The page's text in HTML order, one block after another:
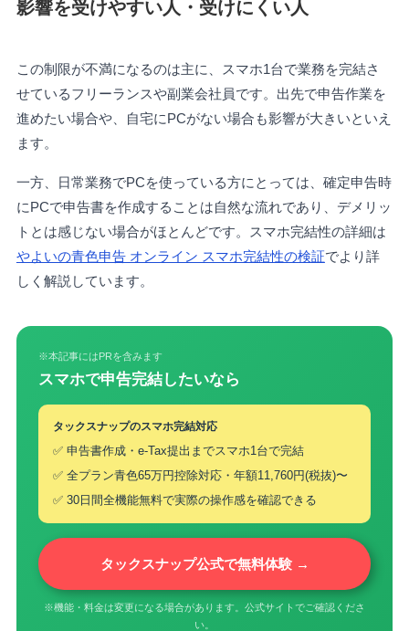
影響を受けやすい人・受けにくい人
この制限が不満になるのは主に、スマホ1台で業務を完結さ
せているフリーランスや副業会社員です。出先で申告作業を
進めたい場合や、自宅にPCがない場合も影響が大きいといえ
ます。
一方、日常業務でPCを使っている方にとっては、確定申告時
にPCで申告書を作成することは自然な流れであり、デメリッ
トとは感じない場合がほとんどです。スマホ完結性の詳細は
やよいの青色申告 オンライン スマホ完結性の検証でより詳
しく解説しています。
※本記事にはPRを含みます
スマホで申告完結したいなら
タックスナップのスマホ完結対応
✅ 申告書作成・e-Tax提出までスマホ1台で完結
✅ 全プラン青色65万円控除対応・年額11,760円(税抜)〜
✅ 30日間全機能無料で実際の操作感を確認できる
タックスナップ公式で無料体験 →
※機能・料金は変更になる場合があります。公式サイトでご確認くださ
い。